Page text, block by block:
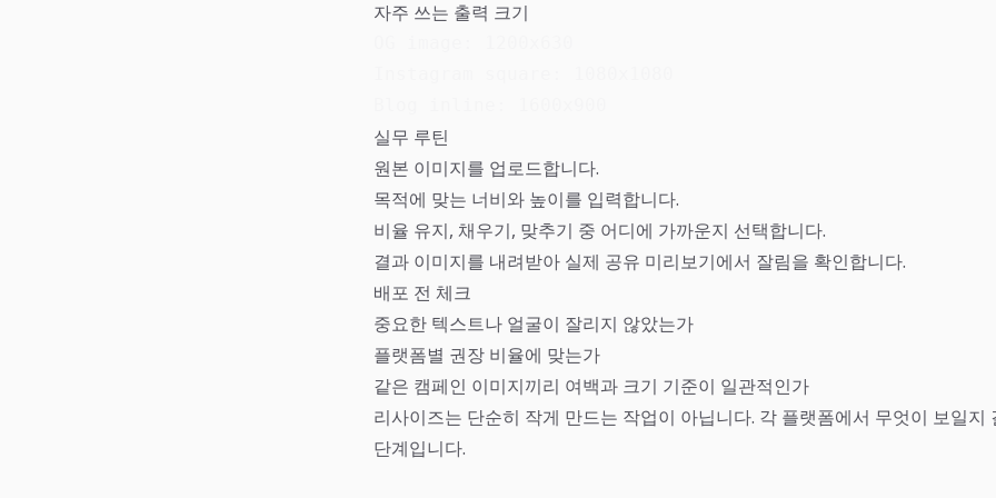
자주 쓰는 출력 크기
실무 루틴
원본 이미지를 업로드합니다.
목적에 맞는 너비와 높이를 입력합니다.
비율 유지, 채우기, 맞추기 중 어디에 가까운지 선택합니다.
결과 이미지를 내려받아 실제 공유 미리보기에서 잘림을 확인합니다.
배포 전 체크
중요한 텍스트나 얼굴이 잘리지 않았는가
플랫폼별 권장 비율에 맞는가
같은 캠페인 이미지끼리 여백과 크기 기준이 일관적인가
리사이즈는 단순히 작게 만드는 작업이 아닙니다. 각 플랫폼에서 무엇이 보일지
단계입니다.